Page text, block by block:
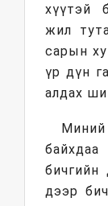
хүүтэй
жил
сарын
үр дүн
алдах
бичгийн
дээр